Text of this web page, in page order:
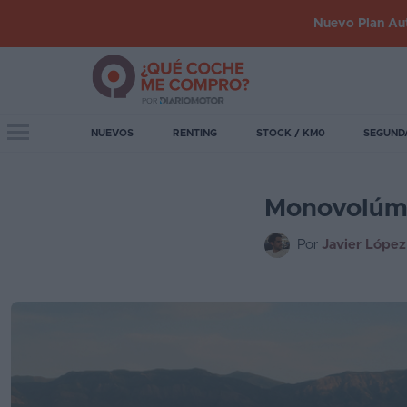
Nuevo Plan
NUEVOS RENTING STOCK / KM0
Por Javier López